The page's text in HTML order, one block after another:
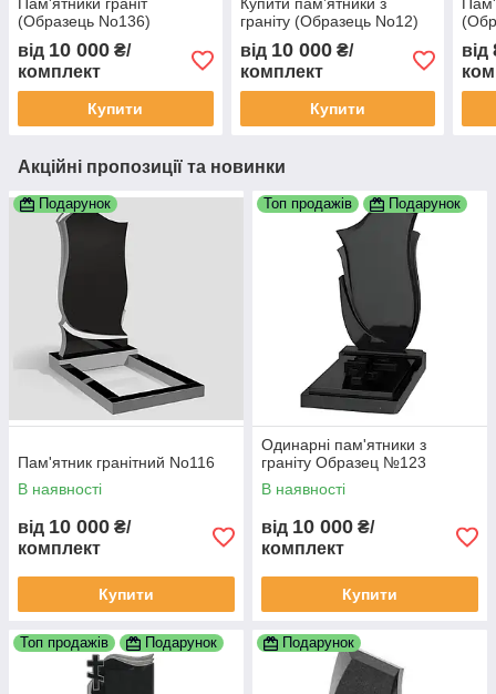
Пам'ятники граніт
(Образець No136)
від 10 000 ₴/
комплект
Купити
Купити пам’ятники з
граніту (Образець No12)
від 10 000₴/
комплект
Купити
від
Акційні пропозиції та новинки
Подарунок
Пам'ятник гранітний No116
В наявності
від 10 000 ₴/
комплект
Купити
Топ продажів Подарунок
Одинарні пам'ятники з
граніту Образец №123
В наявності
від 10 000 ₴/
комплект
Купити
Топ продажів Подарунок Подарунок